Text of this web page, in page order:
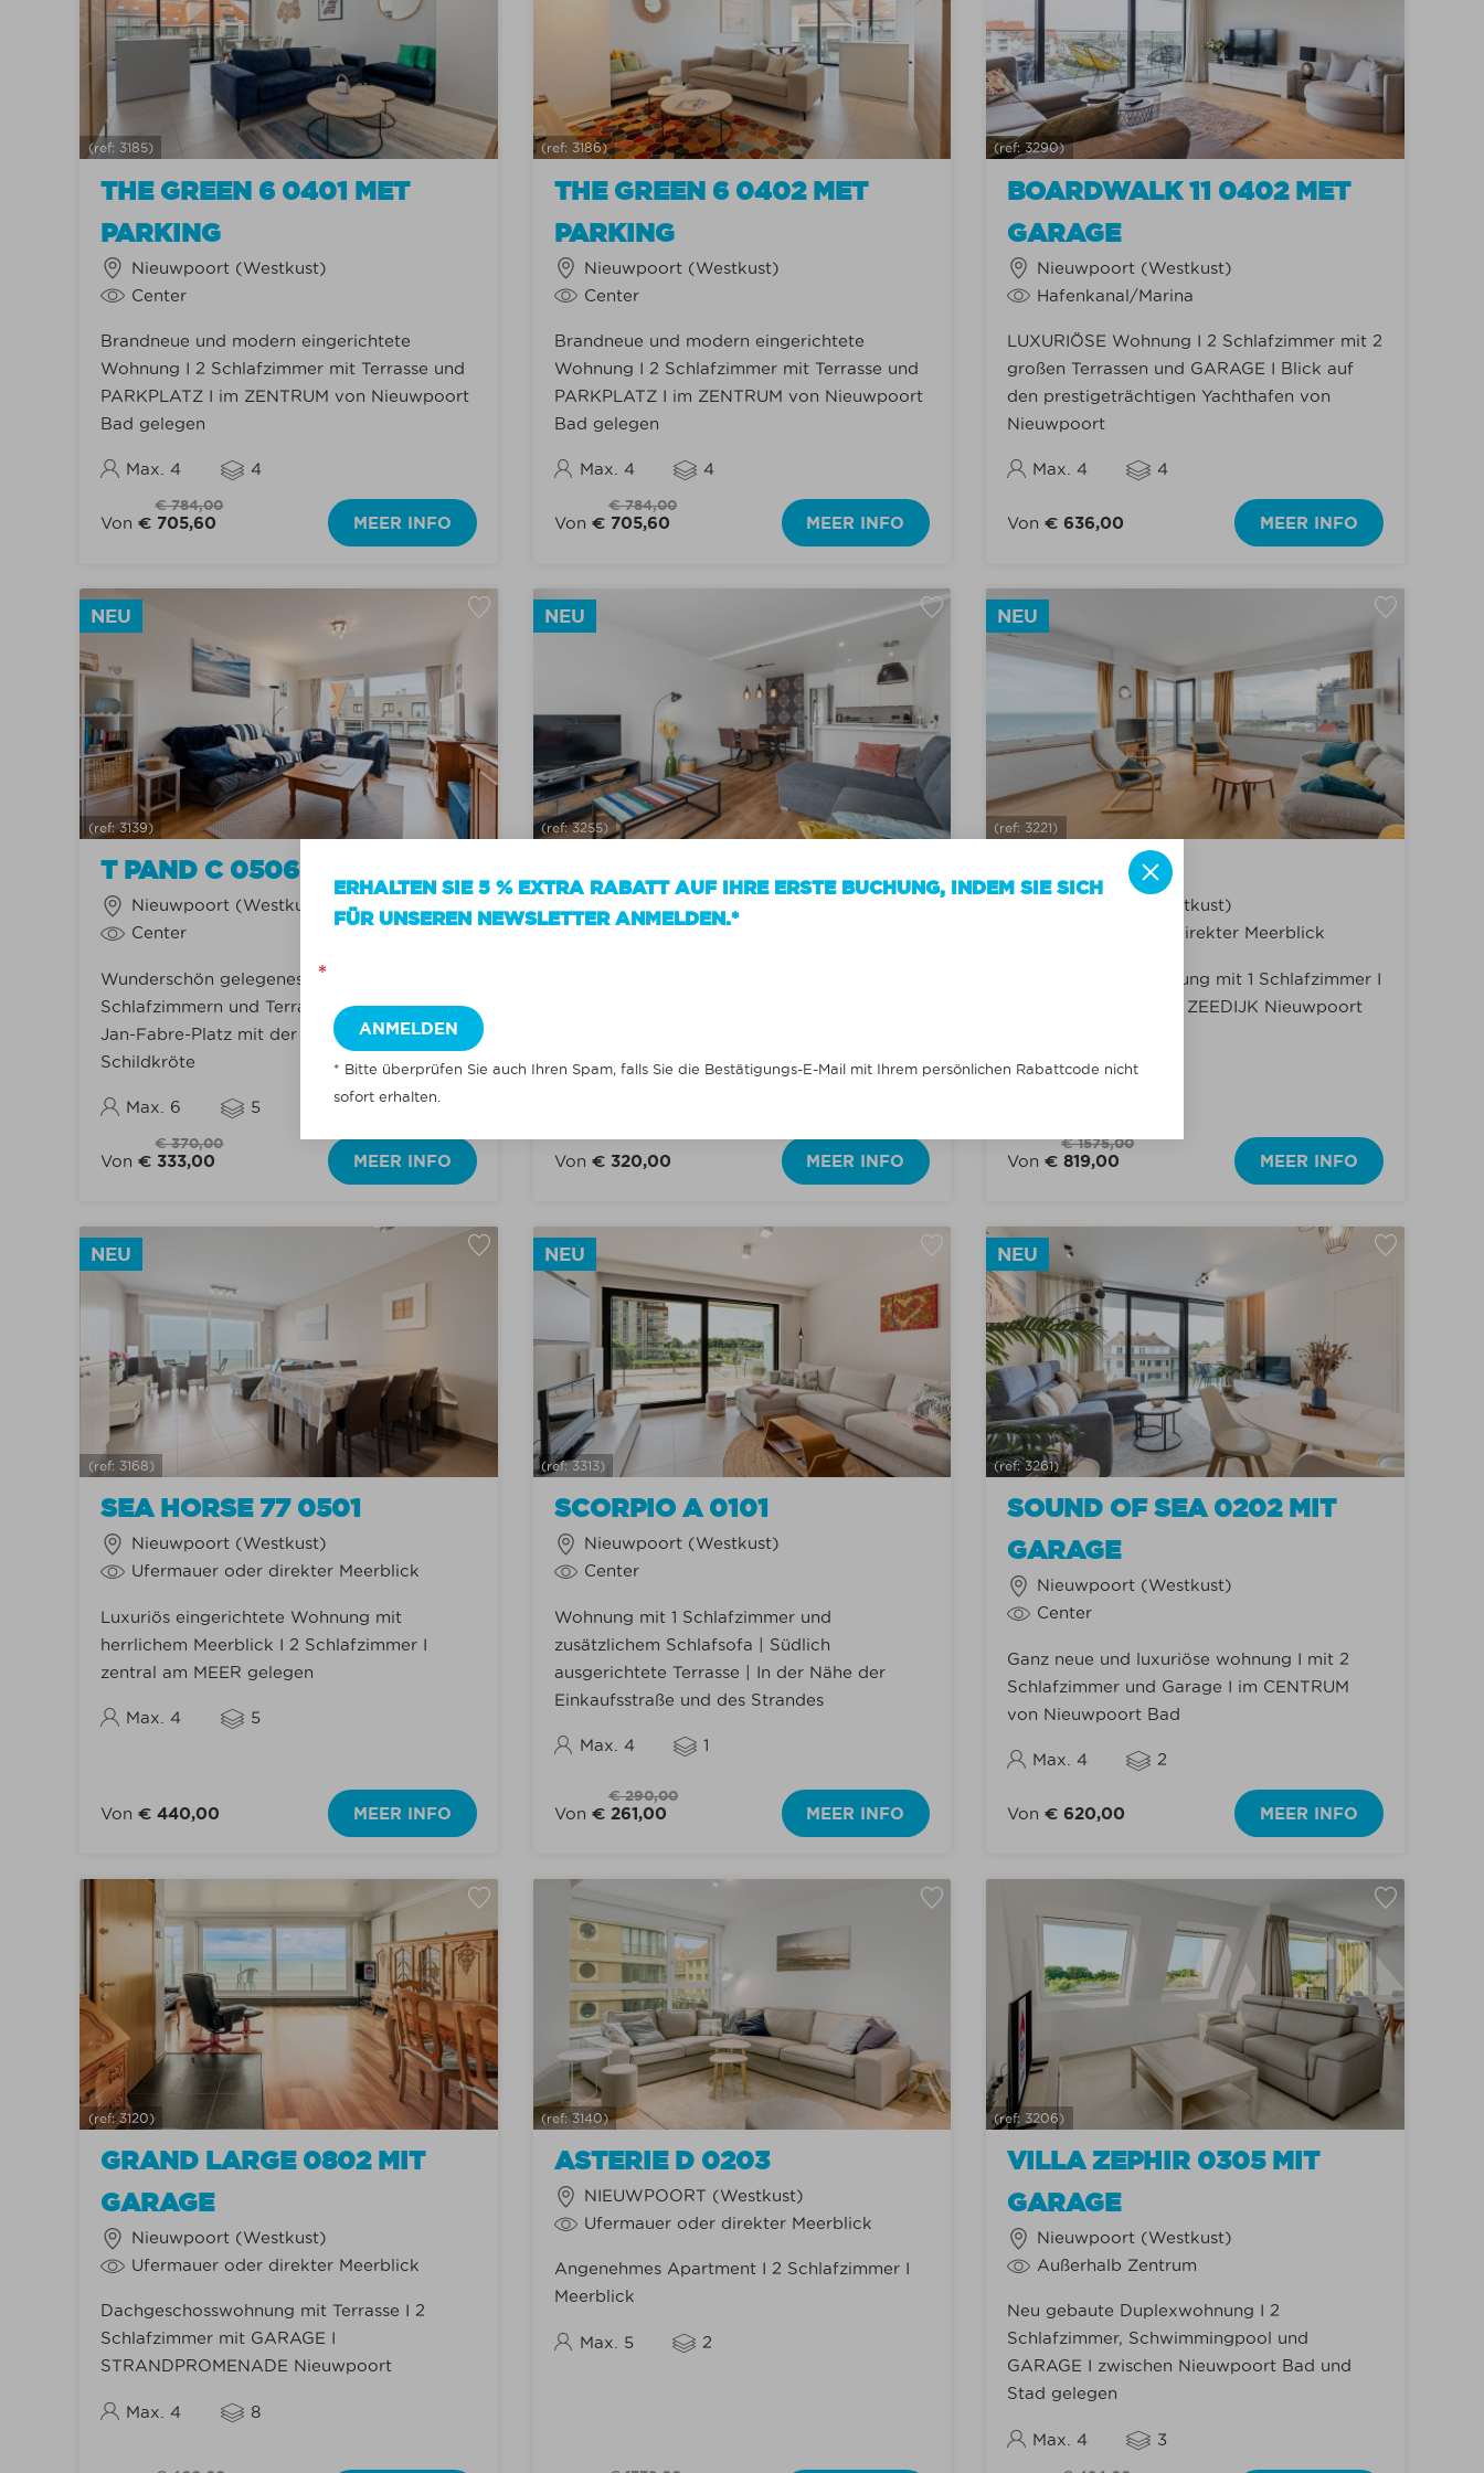
THE GREEN 6 0401 MET
PARKING
(ref: 3185)
Nieuwpoort (Westkust)
Center
Brandneue und modern eingerichtete
Wohnung I 2 Schlafzimmer mit Terrasse und
PARKPLATZ I im ZENTRUM von Nieuwpoort
Bad gelegen
Max. 4 4
€ 784,00
Von€ 705,60 MEER INFO
THE GREEN 6 0402 MET
PARKING
(ref: 3186)
Nieuwpoort (Westkust)
Center
Brandneue und modern eingerichtete
Wohnung I 2 Schlafzimmer mit Terrasse und
PARKPLATZ I im ZENTRUM von Nieuwpoort
Bad gelegen
Max. 4 4
€ 784,00
Von € 705,60 MEER INFO
BOARDWALK 11 0402 MET
GARAGE
(ref: 3290)
Nieuwpoort (Westkust)
Hafenkanal/Marina
LUXURIÖSE Wohnung I 2 Schlafzimmer mit 2
großen Terrassen und GARAGE I Blick auf
den prestigeträchtigen Yachthafen von
Nieuwpoort
Max. 4 4
Von€ 636,00 MEER INFO
T PAND C 0506
NEU
(ref: 3139)
Nieuwpoort (Westkust)
Center
Wunderschön gelegenes Apartment mit 2
Schlafzimmern und Terrasse I Blick auf den
Jan-Fabre-Platz mit der goldenen
Schildkröte
Max. 6 5
€ 370,00
Von€ 333,00 MEER INFO
NEU
(ref: 3255)
Max. 4 4
Von € 320,00 MEER INFO
IBIS 0601
NEU
(ref: 3221)
Nieuwpoort (Westkust)
Ufermauer oder direkter Meerblick
Renovierte Eckwohnung mit 1 Schlafzimmer I
herrlicher Meerblick I ZEEDIJK Nieuwpoort
€ 1575,00
Von€ 819,00 MEER INFO
SEA HORSE 77 0501
NEU
(ref: 3168)
Nieuwpoort (Westkust)
Ufermauer oder direkter Meerblick
Luxuriös eingerichtete Wohnung mit
herrlichem Meerblick I 2 Schlafzimmer I
zentral am MEER gelegen
Max. 4 5
Von€ 440,00 MEER INFO
SCORPIO A 0101
NEU
(ref: 3313)
Nieuwpoort (Westkust)
Center
Wohnung mit 1 Schlafzimmer und
zusätzlichem Schlafsofa | Südlich
ausgerichtete Terrasse | In der Nähe der
Einkaufsstraße und des Strandes
Max. 4 1
€ 290,00
Von € 261,00 MEER INFO
SOUND OF SEA 0202 MIT
GARAGE
NEU
(ref: 3261)
Nieuwpoort (Westkust)
Center
Ganz neue und luxuriöse wohnung I mit 2
Schlafzimmer und Garage I im CENTRUM
von Nieuwpoort Bad
Max. 4 2
Von€ 620,00 MEER INFO
GRAND LARGE 0802 MIT
GARAGE
(ref: 3120)
Nieuwpoort (Westkust)
Ufermauer oder direkter Meerblick
Dachgeschosswohnung mit Terrasse I 2
Schlafzimmer mit GARAGE I
STRANDPROMENADE Nieuwpoort
Max. 4 8
ASTERIE D 0203
(ref: 3140)
NIEUWPOORT (Westkust)
Ufermauer oder direkter Meerblick
Angenehmes Apartment I 2 Schlafzimmer I
Meerblick
Max. 5 2
VILLA ZEPHIR 0305 MIT
GARAGE
(ref: 3206)
Nieuwpoort (Westkust)
Außerhalb Zentrum
Neu gebaute Duplexwohnung I 2
Schlafzimmer, Schwimmingpool und
GARAGE I zwischen Nieuwpoort Bad und
Stad gelegen
Max. 4 3
ERHALTEN SIE 5 % EXTRA RABATT AUF IHRE ERSTE BUCHUNG, INDEM SIE SICH
FÜR UNSEREN NEWSLETTER ANMELDEN.*
*
* Bitte überprüfen Sie auch Ihren Spam, falls Sie die Bestätigungs-E-Mail mit Ihrem persönlichen Rabattcode nicht
sofort erhalten.